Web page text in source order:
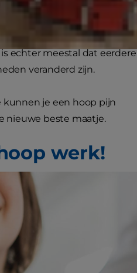
buiten hun eigen schuld.
is. De aanname is dan dat
echter meestal dat eerdere
veranderd zijn.
je een hoop pijn
nieuwe beste maatje.
werk!